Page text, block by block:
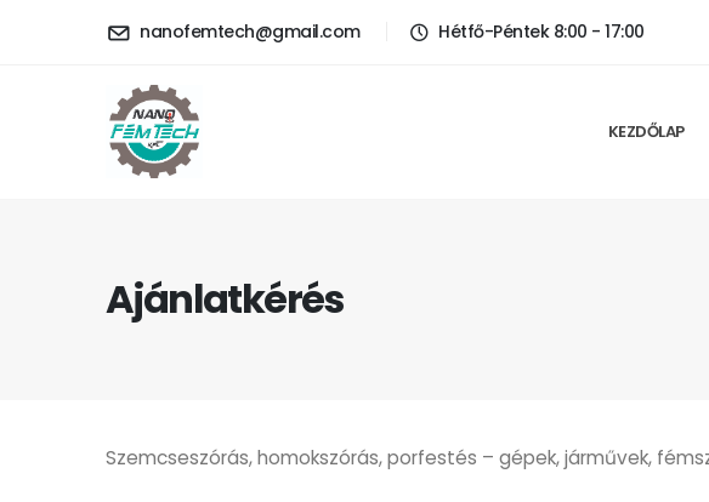
nanofemtech@gmail.com Hétfő-Péntek 8:00 - 17:00
KEZDŐLAP
Ajánlatkérés
Szemcseszórás, homokszórás, porfestés – gépek, járművek,